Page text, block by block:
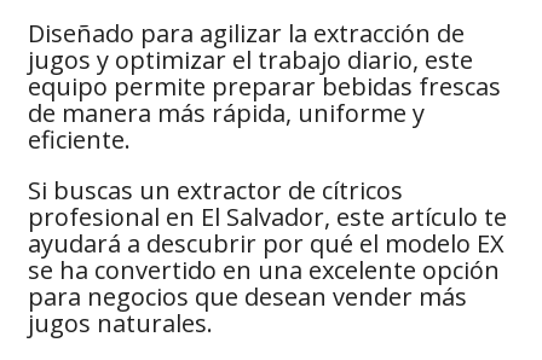
Diseñado para agilizar la extracción de
jugos y optimizar el trabajo diario, este
equipo permite preparar bebidas frescas
de manera más rápida, uniforme y
eficiente.
Si buscas un extractor de cítricos
profesional en El Salvador, este artículo te
ayudará a descubrir por qué el modelo EX
se ha convertido en una excelente opción
para negocios que desean vender más
jugos naturales.